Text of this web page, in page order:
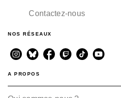
Contactez-nous
NOS RÉSEAUX
A PROPOS